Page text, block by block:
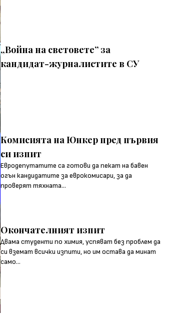
„Война на световете” за
кандидат-журналистите в СУ
Комисията на Юнкер пред първия
си изпит
Евродепутатите са готови да пекат на бавен
огън кандидатите за еврокомисари, за да
проверят тяхната...
Окончателният изпит
Двама студенти по химия, успяват без проблем да
си вземат всички изпити, но им остава да минат
само...